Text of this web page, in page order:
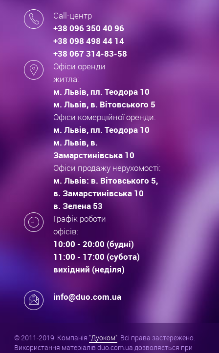
Call-центр
+38 096 350 40 96
+38 098 498 44 14
+38 067 314-83-58
Офіси оренди
житла:
м. Львів, пл. Теодора 10
м. Львів, в. Вітовського 5
Офіси комерційної оренди:
м. Львів, пл. Теодора 10
м. Львів, в.
Замарстинівська 10
Офіси продажу нерухомості:
м. Львів: в. Вітовського 5,
в. Замарстинівська 10
в. Зелена 53
Графік роботи
офісів:
10:00 - 20:00 (будні)
11:00 - 17:00 (субота)
вихідний (неділя)
info@duo.com.ua
© 2011-2019. Компанія "Дуоком". Всі права застережено.
Використання матеріалів duo.com.ua дозволяється при